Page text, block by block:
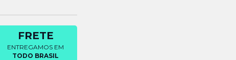
FRETE
ENTREGAMOS EM
TODO BRASIL